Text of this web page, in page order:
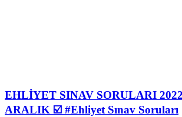
EHLİYET SINAV SORULARI
ARALIK ☑️ #Ehliyet Sınav Soruları